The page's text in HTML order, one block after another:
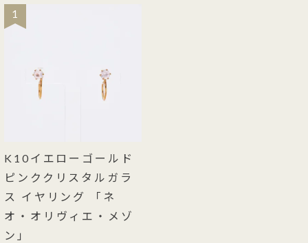
1
K10イエローゴールド
ピンククリスタルガラ
ス イヤリング 「ネ
オ・オリヴィエ・メゾ
ン」